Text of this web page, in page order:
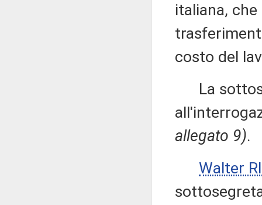
italiana,
costo del
La
allegato 9).
Walter